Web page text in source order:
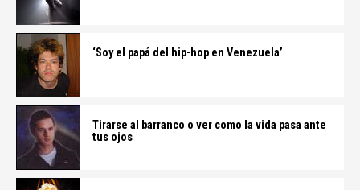
‘Soy el papá del hip-hop en Venezuela’
Tirarse al barranco o ver como la vida pasa ante
tus ojos